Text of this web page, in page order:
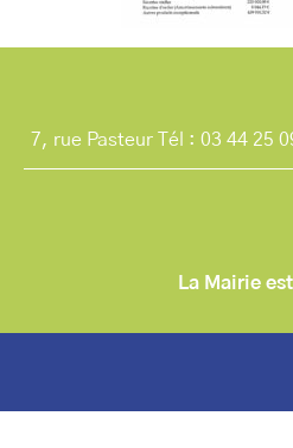
7, rue Pasteur Tél : 03 44 25
La Mairie